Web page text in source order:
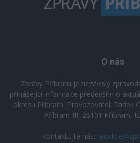
O nás
Zprávy Příbram je nezávislý
přinášející informace především o
okresu Příbram. Provozovatel: Radek
Příbram III, 26101 Příbram,
Kontaktujte nás: